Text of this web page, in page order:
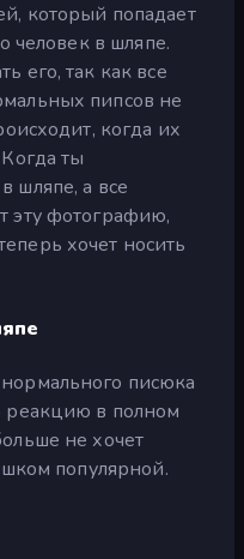
который попадает
человек в шляпе.
его, так как все
пипсов не
когда их
ты
шляпе, а все
эту фотографию,
хочет носить
писюка
в полном
не хочет
популярной.